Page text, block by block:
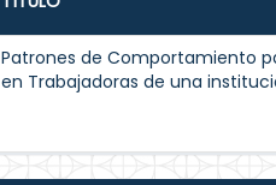
Patrones de Comportamiento
en Trabajadoras de una